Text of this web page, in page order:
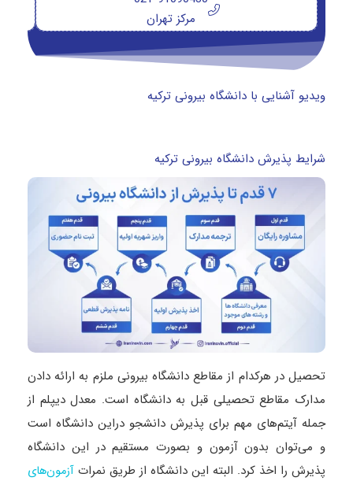
مرکز تهران
ویدیو آشنایی با دانشگاه بیرونی ترکیه
شرایط پذیرش دانشگاه بیرونی ترکیه
تحصیل در هرکدام از مقاطع دانشگاه بیرونی ملزم به ارائه دادن
مدارک مقاطع تحصیلی قبل به دانشگاه است. معدل دیپلم از
جمله آیتم‌های مهم برای پذیرش دانشجو دراین دانشگاه است
و می‌توان بدون آزمون و بصورت مستقیم در این دانشگاه
پذیرش را اخذ کرد. البته این دانشگاه از طریق نمرات آزمون‌های